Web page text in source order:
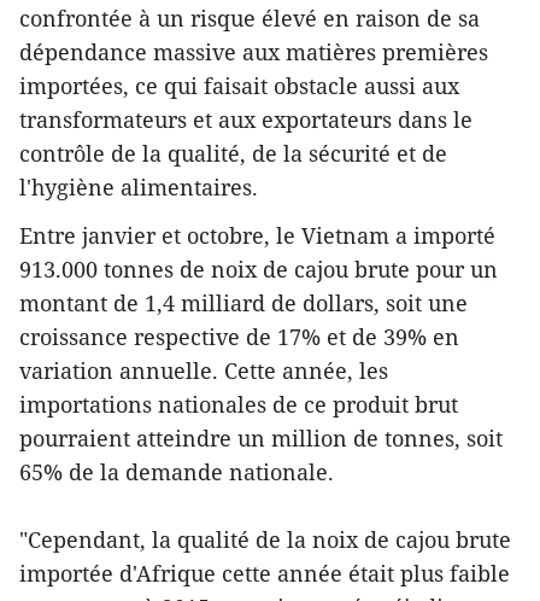
confrontée à un risque élevé en raison de sa
dépendance massive aux matières premières
importées, ce qui faisait obstacle aussi aux
transformateurs et aux exportateurs dans le
contrôle de la qualité, de la sécurité et de
l'hygiène alimentaires.
Entre janvier et octobre, le Vietnam a importé
913.000 tonnes de noix de cajou brute pour un
montant de 1,4 milliard de dollars, soit une
croissance respective de 17% et de 39% en
variation annuelle. Cette année, les
importations nationales de ce produit brut
pourraient atteindre un million de tonnes, soit
65% de la demande nationale.
"Cependant, la qualité de la noix de cajou brute
importée d'Afrique cette année était plus faible